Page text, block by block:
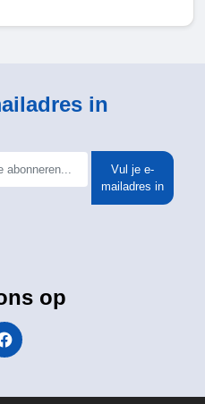
in
Vul je e-
mailadres in
op